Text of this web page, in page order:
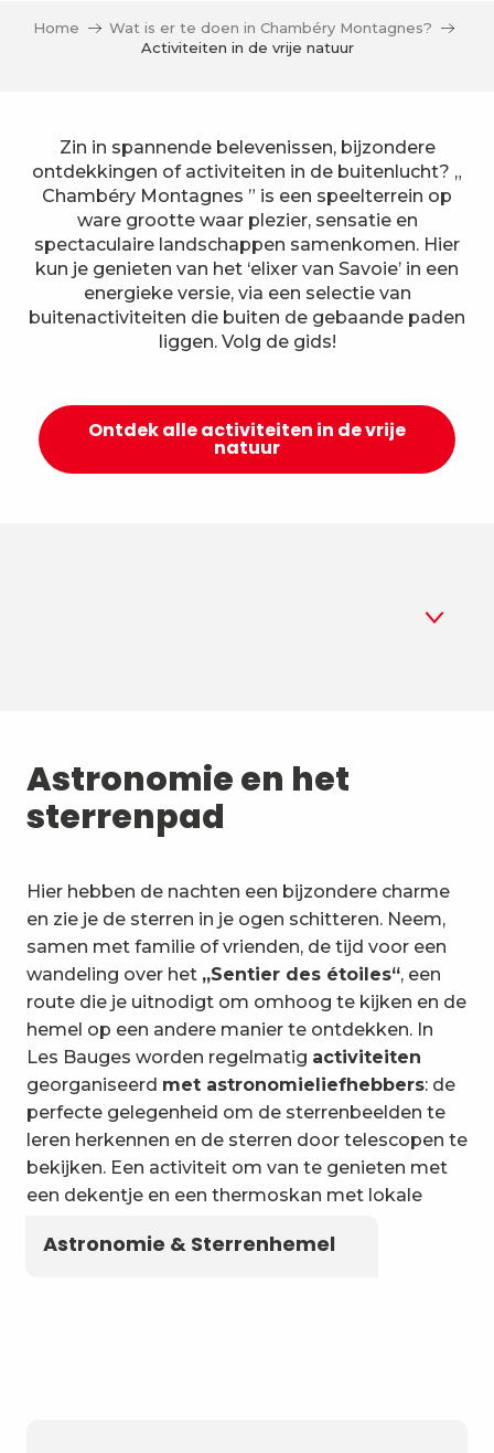
Home
Wat is er te doen in Chambéry Montagnes?
Activiteiten in de vrije natuur
Zin in spannende belevenissen, bijzondere
ontdekkingen of activiteiten in de buitenlucht? „
Chambéry Montagnes ” is een speelterrein op
ware grootte waar plezier, sensatie en
spectaculaire landschappen samenkomen. Hier
kun je genieten van het ‘elixer van Savoie’ in een
energieke versie, via een selectie van
buitenactiviteiten die buiten de gebaande paden
liggen. Volg de gids!
Ontdek alle activiteiten in de vrije
natuur
2 Zomerbiatlon
3 Luchtsporten
4 Bergsporten en natuur
5
Ongewone activiteiten en
voertuigen
6 Wateractiviteiten
Astronomie en het
sterrenpad
Hier hebben de nachten een bijzondere charme
en zie je de sterren in je ogen schitteren. Neem,
samen met familie of vrienden, de tijd voor een
wandeling over het „Sentier des étoiles“, een
route die je uitnodigt om omhoog te kijken en de
hemel op een andere manier te ontdekken. In
Les Bauges worden regelmatig activiteiten
georganiseerd met astronomieliefhebbers: de
perfecte gelegenheid om de sterrenbeelden te
leren herkennen en de sterren door telescopen te
bekijken. Een activiteit om van te genieten met
een dekentje en een thermoskan met lokale
Astronomie & Sterrenhemel